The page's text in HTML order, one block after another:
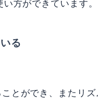
方ができています。
る
とができ、またリ